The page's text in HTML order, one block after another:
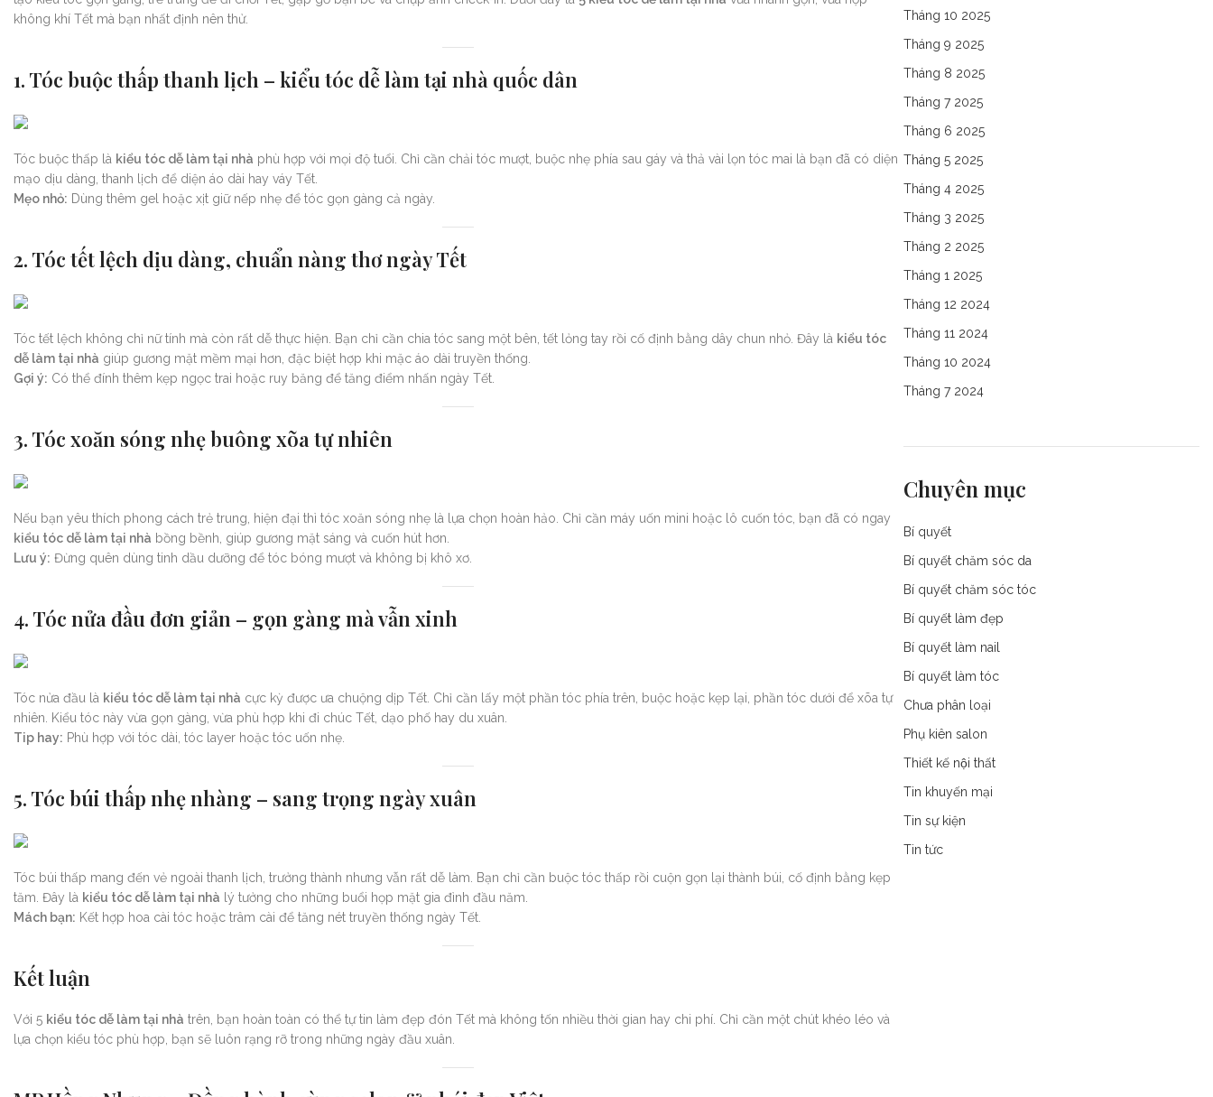
không khí Tết mà bạn nhất định nên thử.
1. Tóc buộc thấp thanh lịch – kiểu tóc dễ làm tại nhà quốc dân
Tóc buộc thấp là kiểu tóc dễ làm tại nhà phù hợp với mọi độ tuổi. Chỉ cần chải tóc mượt, buộc nhẹ phía sau gáy và thả vài lọn tóc mai là bạn đã có diện
mạo dịu dàng, thanh lịch để diện áo dài hay váy Tết.
Mẹo nhỏ: Dùng thêm gel hoặc xịt giữ nếp nhẹ để tóc gọn gàng cả ngày.
2. Tóc tết lệch dịu dàng, chuẩn nàng thơ ngày Tết
Tóc tết lệch không chỉ nữ tính mà còn rất dễ thực hiện. Bạn chỉ cần chia tóc sang một bên, tết lỏng tay rồi cố định bằng dây chun nhỏ. Đây là kiểu tóc
dễ làm tại nhà giúp gương mặt mềm mại hơn, đặc biệt hợp khi mặc áo dài truyền thống.
Gợi ý: Có thể đính thêm kẹp ngọc trai hoặc ruy băng để tăng điểm nhấn ngày Tết.
3. Tóc xoăn sóng nhẹ buông xõa tự nhiên
Nếu bạn yêu thích phong cách trẻ trung, hiện đại thì tóc xoăn sóng nhẹ là lựa chọn hoàn hảo. Chỉ cần máy uốn mini hoặc lô cuốn tóc, bạn đã có ngay
kiểu tóc dễ làm tại nhà bồng bềnh, giúp gương mặt sáng và cuốn hút hơn.
Lưu ý: Đừng quên dùng tinh dầu dưỡng để tóc bóng mượt và không bị khô xơ.
4. Tóc nửa đầu đơn giản – gọn gàng mà vẫn xinh
Tóc nửa đầu là kiểu tóc dễ làm tại nhà cực kỳ được ưa chuộng dịp Tết. Chỉ cần lấy một phần tóc phía trên, buộc hoặc kẹp lại, phần tóc dưới để xõa tự
nhiên. Kiểu tóc này vừa gọn gàng, vừa phù hợp khi đi chúc Tết, dạo phố hay du xuân.
Tip hay: Phù hợp với tóc dài, tóc layer hoặc tóc uốn nhẹ.
5. Tóc búi thấp nhẹ nhàng – sang trọng ngày xuân
Tóc búi thấp mang đến vẻ ngoài thanh lịch, trưởng thành nhưng vẫn rất dễ làm. Bạn chỉ cần buộc tóc thấp rồi cuộn gọn lại thành búi, cố định bằng kẹp
tăm. Đây là kiểu tóc dễ làm tại nhà lý tưởng cho những buổi họp mặt gia đình đầu năm.
Mách bạn: Kết hợp hoa cài tóc hoặc trâm cài để tăng nét truyền thống ngày Tết.
Kết luận
Với 5 kiểu tóc dễ làm tại nhà trên, bạn hoàn toàn có thể tự tin làm đẹp đón Tết mà không tốn nhiều thời gian hay chi phí. Chỉ cần một chút khéo léo và
lựa chọn kiểu tóc phù hợp, bạn sẽ luôn rạng rỡ trong những ngày đầu xuân.
Tháng 10 2025
Tháng 9 2025
Tháng 8 2025
Tháng 7 2025
Tháng 6 2025
Tháng 5 2025
Tháng 4 2025
Tháng 3 2025
Tháng 2 2025
Tháng 1 2025
Tháng 12 2024
Tháng 11 2024
Tháng 10 2024
Tháng 7 2024
Chuyên mục
Bí quyết
Bí quyết chăm sóc da
Bí quyết chăm sóc tóc
Bí quyết làm đẹp
Bí quyết làm nail
Bí quyết làm tóc
Chưa phân loại
Phụ kiên salon
Thiết kế nội thất
Tin khuyến mại
Tin sự kiện
Tin tức